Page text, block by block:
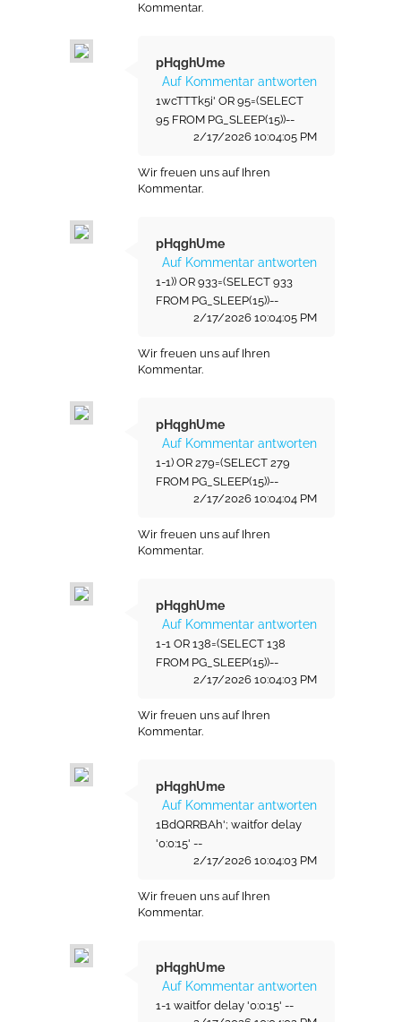
Kommentar.
pHqghUme
Auf Kommentar antworten
1wcTTTk5i' OR 95=(SELECT
95 FROM PG_SLEEP(15))--
2/17/2026 10:04:05 PM
Wir freuen uns auf Ihren
Kommentar.
pHqghUme
Auf Kommentar antworten
1-1)) OR 933=(SELECT 933
FROM PG_SLEEP(15))--
2/17/2026 10:04:05 PM
Wir freuen uns auf Ihren
Kommentar.
pHqghUme
Auf Kommentar antworten
1-1) OR 279=(SELECT 279
FROM PG_SLEEP(15))--
2/17/2026 10:04:04 PM
Wir freuen uns auf Ihren
Kommentar.
pHqghUme
Auf Kommentar antworten
1-1 OR 138=(SELECT 138
FROM PG_SLEEP(15))--
2/17/2026 10:04:03 PM
Wir freuen uns auf Ihren
Kommentar.
pHqghUme
Auf Kommentar antworten
1BdQRRBAh'; waitfor delay
'0:0:15' --
2/17/2026 10:04:03 PM
Wir freuen uns auf Ihren
Kommentar.
pHqghUme
Auf Kommentar antworten
1-1 waitfor delay '0:0:15' --